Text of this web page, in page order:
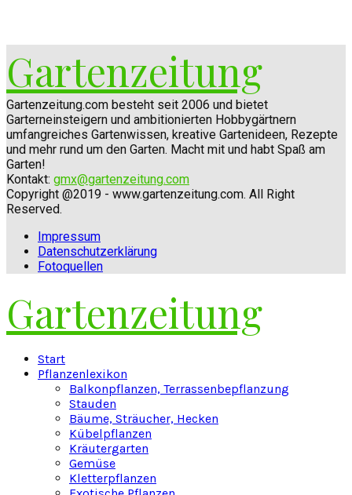
Gartenzeitung
Gartenzeitung.com besteht seit 2006 und bietet
Garterneinsteigern und ambitionierten Hobbygärtnern
umfangreiches Gartenwissen, kreative Gartenideen, Rezepte
und mehr rund um den Garten. Macht mit und habt Spaß am
Garten!
Kontakt: gmx@gartenzeitung.com
Copyright @2019 - www.gartenzeitung.com. All Right
Reserved.
Impressum
Datenschutzerklärung
Fotoquellen
Gartenzeitung
Start
Pflanzenlexikon
Balkonpflanzen, Terrassenbepflanzung
Stauden
Bäume, Sträucher, Hecken
Kübelpflanzen
Kräutergarten
Gemüse
Kletterpflanzen